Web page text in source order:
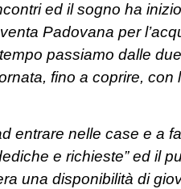
ed il sogno ha
Padovana per
passiamo dalle
fino a coprire,
entrare nelle case e a
e richieste” ed il
una disponibilità di